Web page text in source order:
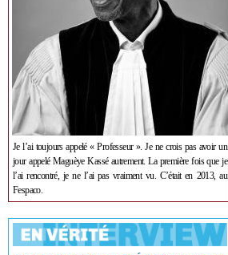
Je l’ai toujours appelé « Professeur ». Je ne crois pas avoir un
jour appelé Maguèye Kassé autrement. La première fois que je
l’ai rencontré, je ne l’ai pas vraiment vu. C’était en 2013, au
Fespaco.